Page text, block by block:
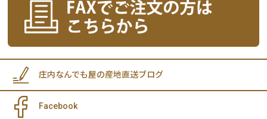
庄内なんでも屋の産地直送ブログ
Facebook